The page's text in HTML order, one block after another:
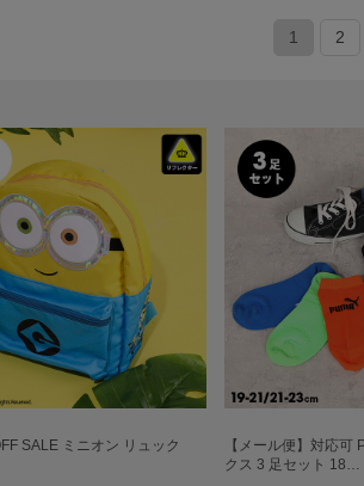
1 2
SALE ミニオン リュック
【メール便】対応可
クス 3 足セット 18…